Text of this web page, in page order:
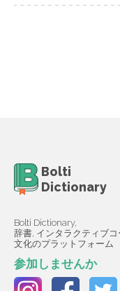
Bolti
Dictionary
Bolti Dictionary,
辞書, インタラクティブコ
文化のプラットフォーム
参加しませんか